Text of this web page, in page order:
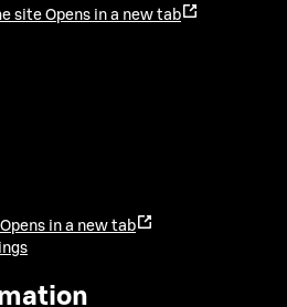
site Opens in a new tab
Opens in a new tab